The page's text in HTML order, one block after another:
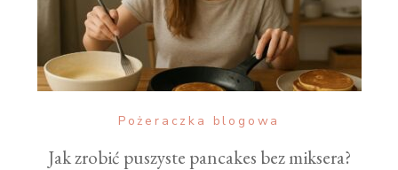
Pożeraczka blogowa
Jak zrobić puszyste pancakes bez miksera?